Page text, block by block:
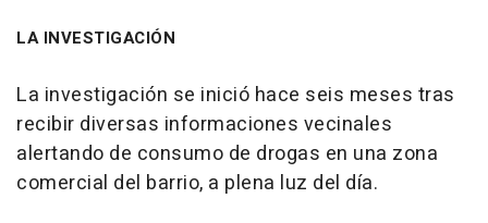
LA INVESTIGACIÓN
La investigación se inició hace seis meses tras
recibir diversas informaciones vecinales
alertando de consumo de drogas en una zona
comercial del barrio, a plena luz del día.